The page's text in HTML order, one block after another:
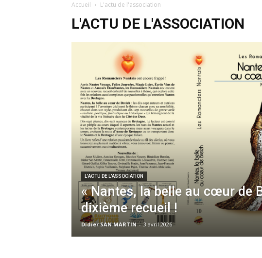
Accueil L'actu de l'association
L'ACTU DE L'ASSOCIATION
L'ACTU DE L'ASSOCIATION
« Nantes, la belle au cœur de
dixième recueil !
Didier SAN MARTIN - 3 avril 2026